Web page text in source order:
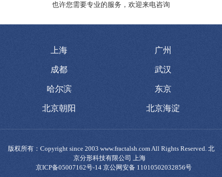
也许您需要专业的服务，欢迎来电咨询
上海 广州
成都 武汉
哈尔滨 东京
北京朝阳 北京海淀
版权所有：Copyright since 2003 www.fractalsh.com All Rights Reserved. 北
京分形科技有限公司 上海
京ICP备05007162号-14 京公网安备 11010502032856号